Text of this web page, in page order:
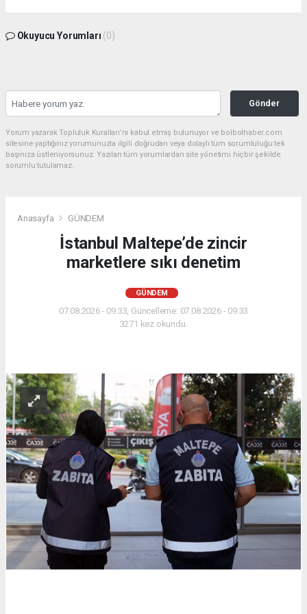
Okuyucu Yorumları (0)
Gönder
Yorum yazarak Topluluk Kuralları’nı kabul etmiş bulunuyor ve bolbolhaber.com
sitesine yaptığınız yorumunuzla ilgili doğrudan veya dolaylı tüm sorumluluğu tek
başınıza üstleniyorsunuz. Yazılan tüm yorumlardan site yönetimi hiçbir şekilde
sorumlu tutulamaz.
Anasayfa GÜNDEM
İstanbul Maltepe’de zincir
marketlere sıkı denetim
GÜNDEM
07.08.2026 - 09:33, Güncelleme: 07.08.2026 - 09:33
3271 kez okundu.